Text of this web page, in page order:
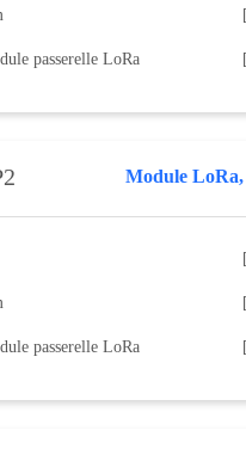
passerelle LoRa
Module LoRa,
passerelle LoRa